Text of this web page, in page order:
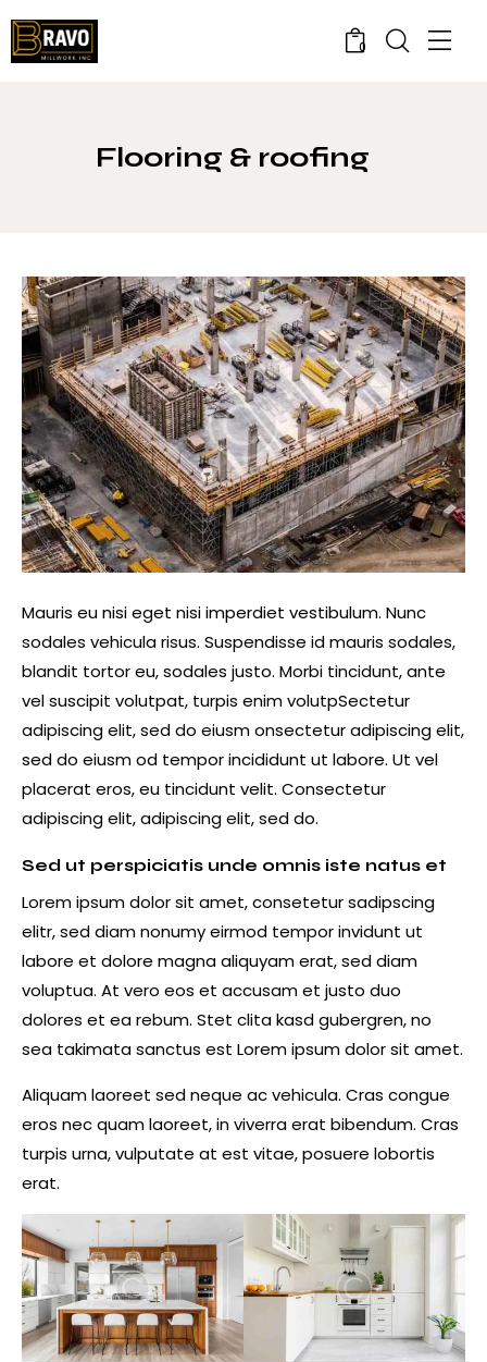
0
Flooring & roofing
Mauris eu nisi eget nisi imperdiet vestibulum. Nunc
sodales vehicula risus. Suspendisse id mauris sodales,
blandit tortor eu, sodales justo. Morbi tincidunt, ante
vel suscipit volutpat, turpis enim volutpSectetur
adipiscing elit, sed do eiusm onsectetur adipiscing elit,
sed do eiusm od tempor incididunt ut labore. Ut vel
placerat eros, eu tincidunt velit. Consectetur
adipiscing elit, adipiscing elit, sed do.
Sed ut perspiciatis unde omnis iste natus et
Lorem ipsum dolor sit amet, consetetur sadipscing
elitr, sed diam nonumy eirmod tempor invidunt ut
labore et dolore magna aliquyam erat, sed diam
voluptua. At vero eos et accusam et justo duo
dolores et ea rebum. Stet clita kasd gubergren, no
sea takimata sanctus est Lorem ipsum dolor sit amet.
Aliquam laoreet sed neque ac vehicula. Cras congue
eros nec quam laoreet, in viverra erat bibendum. Cras
turpis urna, vulputate at est vitae, posuere lobortis
erat.